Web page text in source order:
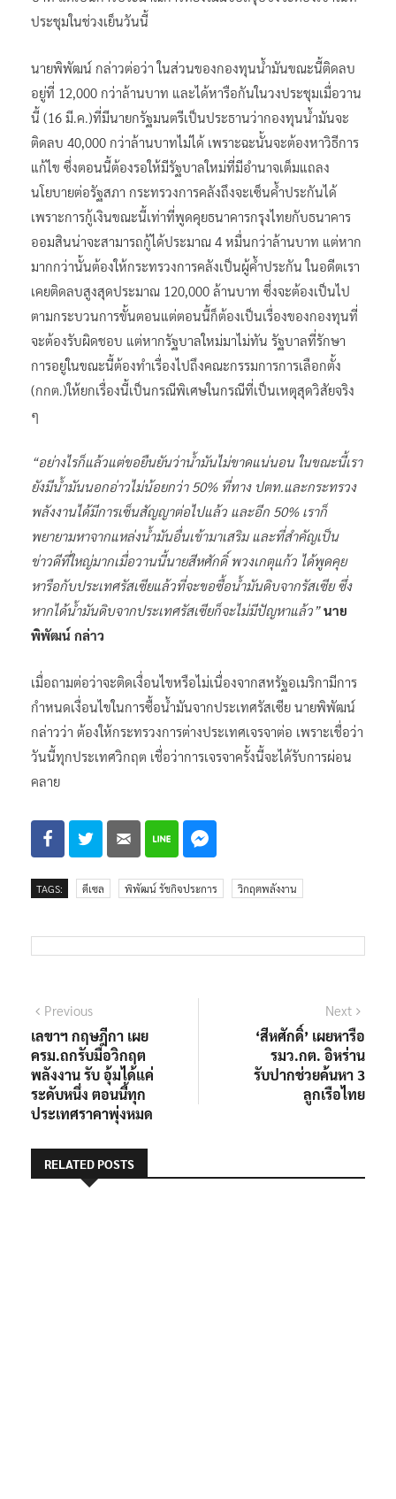
ประชุมในช่วงเย็นวันนี้
นายพิพัฒน์ กล่าวต่อว่า ในส่วนของกองทุนน้ำมันขณะนี้ติดลบ
อยู่ที่ 12,000 กว่าล้านบาท และได้หารือกันในวงประชุมเมื่อวาน
นี้ (16 มี.ค.)ที่มีนายกรัฐมนตรีเป็นประธานว่ากองทุนน้ำมันจะ
ติดลบ 40,000 กว่าล้านบาทไม่ได้ เพราะฉะนั้นจะต้องหาวิธีการ
แก้ไข ซึ่งตอนนี้ต้องรอให้มีรัฐบาลใหม่ที่มีอำนาจเต็มแถลง
นโยบายต่อรัฐสภา กระทรวงการคลังถึงจะเซ็นค้ำประกันได้
เพราะการกู้เงินขณะนี้เท่าที่พูดคุยธนาคารกรุงไทยกับธนาคาร
ออมสินน่าจะสามารถกู้ได้ประมาณ 4 หมื่นกว่าล้านบาท แต่หาก
มากกว่านั้นต้องให้กระทรวงการคลังเป็นผู้ค้ำประกัน ในอดีตเรา
เคยติดลบสูงสุดประมาณ 120,000 ล้านบาท ซึ่งจะต้องเป็นไป
ตามกระบวนการขั้นตอนแต่ตอนนี้ก็ต้องเป็นเรื่องของกองทุนที่
จะต้องรับผิดชอบ แต่หากรัฐบาลใหม่มาไม่ทัน รัฐบาลที่รักษา
การอยู่ในขณะนี้ต้องทำเรื่องไปถึงคณะกรรมการการเลือกตั้ง
(กกต.)ให้ยกเรื่องนี้เป็นกรณีพิเศษในกรณีที่เป็นเหตุสุดวิสัยจริง
ๆ
“อย่างไรก็แล้วแต่ขอยืนยันว่าน้ำมันไม่ขาดแน่นอน ในขณะนี้เรา
ยังมีน้ำมันนอกอ่าวไม่น้อยกว่า 50% ที่ทาง ปตท.และกระทรวง
พลังงานได้มีการเซ็นสัญญาต่อไปแล้ว และอีก 50% เราก็
พยายามหาจากแหล่งน้ำมันอื่นเข้ามาเสริม และที่สำคัญเป็น
ข่าวดีที่ใหญ่มากเมื่อวานนี้นายสีหศักดิ์ พวงเกตุแก้ว ได้พูดคุย
หารือกับประเทศรัสเซียแล้วที่จะขอซื้อน้ำมันดิบจากรัสเซีย ซึ่ง
หากได้น้ำมันดิบจากประเทศรัสเซียก็จะไม่มีปัญหาแล้ว” นาย
พิพัฒน์ กล่าว
เมื่อถามต่อว่าจะติดเงื่อนไขหรือไม่เนื่องจากสหรัฐอเมริกามีการ
กำหนดเงื่อนไขในการซื้อน้ำมันจากประเทศรัสเซีย นายพิพัฒน์
กล่าวว่า ต้องให้กระทรวงการต่างประเทศเจรจาต่อ เพราะเชื่อว่า
วันนี้ทุกประเทศวิกฤต เชื่อว่าการเจรจาครั้งนี้จะได้รับการผ่อน
คลาย
TAGS: ดีเซล พิพัฒน์ รัชกิจประการ วิกฤตพลังงาน
แนะแนว
เรื่อง
PreviousPrevious
post:
เลขาฯ กฤษฎีกา เผย
ครม.ถกรับมือวิกฤต
พลังงาน รับ อุ้มได้แค่
ระดับหนึ่ง ตอนนี้ทุก
ประเทศราคาพุ่งหมด
Next
‘สีหศักดิ์’ เผยหารือ
รมว.กต. อิหร่าน
รับปากช่วยค้นหา 3
ลูกเรือไทย
RELATED POSTS